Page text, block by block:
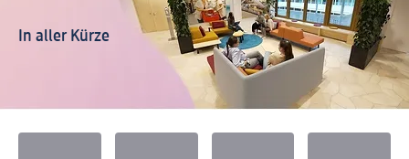
In aller Kürze